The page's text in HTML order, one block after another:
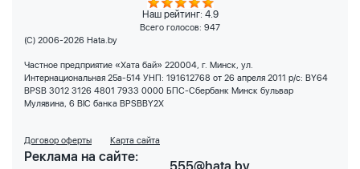
Наш рейтинг: 4.9
Всего голосов: 947
(C) 2006-2026 Hata.by
Частное предприятие «Хата бай» 220004, г. Минск, ул.
Интернациональная 25а-514 УНП: 191612768 от 26 апреля 2011 р/с: BY64
BPSB 3012 3126 4801 7933 0000 БПС-Сбербанк Минск бульвар
Мулявина, 6 BIC банка BPSBBY2X
Договор оферты Карта сайта
Реклама на сайте: